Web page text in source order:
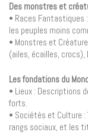
Des monstres et
• Races Fantastiques
les peuples moins
• Monstres et
(ailes, écailles,
Les fondations du
• Lieux : Descriptions
forts.
• Sociétés et Culture :
rangs sociaux, et les